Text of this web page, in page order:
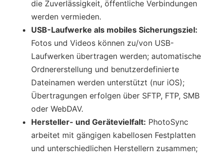
die Zuverlässigkeit, öffentliche Verbindungen
werden vermieden.
USB-Laufwerke als mobiles Sicherungsziel:
Fotos und Videos können zu/von USB-
Laufwerken übertragen werden; automatische
Ordnererstellung und benutzerdefinierte
Dateinamen werden unterstützt (nur iOS);
Übertragungen erfolgen über SFTP, FTP, SMB
oder WebDAV.
Hersteller- und Gerätevielfalt: PhotoSync
arbeitet mit gängigen kabellosen Festplatten
und unterschiedlichen Herstellern zusammen;